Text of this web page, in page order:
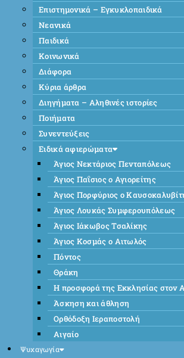
Επιστημονικά – Εγκυκλοπαιδικά
Νεανικά
Παιδικά
Κοινωνικά
Διάφορα
Κύρια άρθρα
Διηγήματα – Αληθινές ιστορίες
Ποιήματα
Συνεντεύξεις
Ειδικά αφιερώματα
Άγιος Νεκτάριος Πενταπόλεως
Άγιος Παΐσιος ο Αγιορείτης
Άγιος Πορφύριος ο
Άγιος Λουκάς Συμφερουπόλεως
Άγιος Ιάκωβος Τσαλίκης
Άγιος Κοσμάς ο Αιτωλός
Πόντος
Θράκη
Η προσφορά της Εκκλησίας στον
Άσκηση και άθληση
Ορθόδοξη Ιεραποστολή
Αιγαίο
Ψυχαγωγία